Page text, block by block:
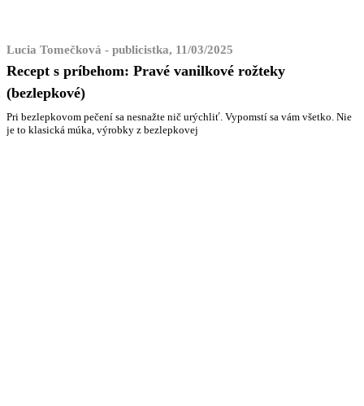
Lucia Tomečková - publicistka, 11/03/2025
Recept s príbehom: Pravé vanilkové rožteky
(bezlepkové)
Pri bezlepkovom pečení sa nesnažte nič urýchliť. Vypomstí sa vám všetko. Nie
je to klasická múka, výrobky z bezlepkovej